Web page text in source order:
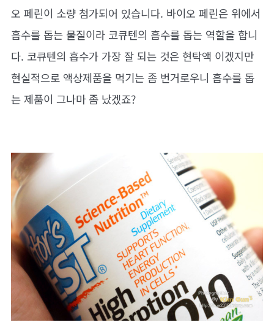
오 페린이 소량 첨가되어 있습니다. 바이오 페린은 위에서
흡수를 돕는 물질이라 코큐텐의 흡수를 돕는 역할을 합니
다. 코큐텐의 흡수가 가장 잘 되는 것은 현탁액 이겠지만
현실적으로 액상제품을 먹기는 좀 번거로우니 흡수를 돕
는 제품이 그나마 좀 났겠죠?